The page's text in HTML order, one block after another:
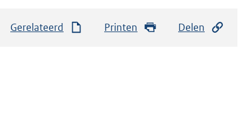
Gerelateerd Printen Delen